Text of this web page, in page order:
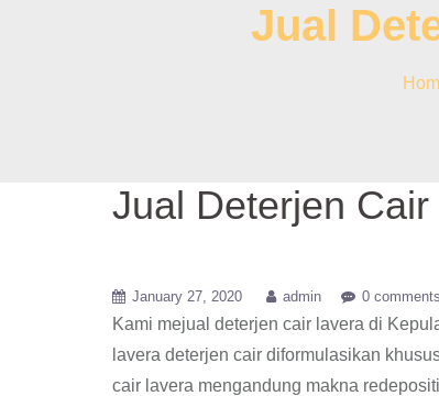
Jual
Jual Deterjen
January 27, 2020 admin 0 comments
Kami mejual deterjen cair lavera di
lavera deterjen cair diformulasikan
cair lavera mengandung makna